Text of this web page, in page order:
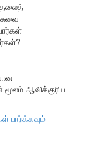
ஆவிக்குரிய
பார்க்கவும்